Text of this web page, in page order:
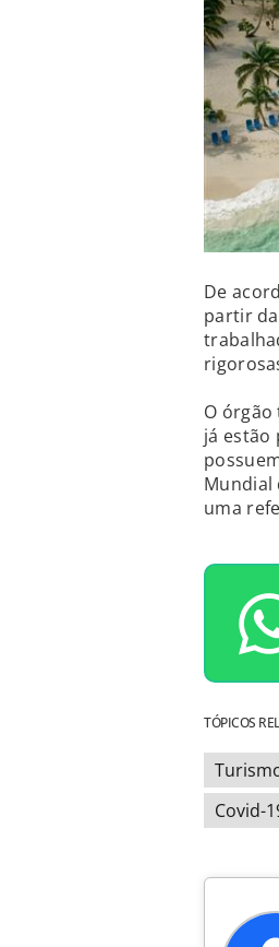
De
partir
O
já estão
Mundial
uma
TÓPICOS
Covid-